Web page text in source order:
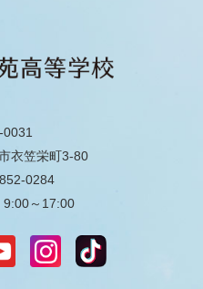
0031
衣笠栄町3-80
0284
9:00～17:00